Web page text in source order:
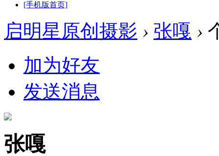
[手机版首页]
启明星原创摄影 › 张嘎 ›
加为好友
发送消息
张嘎